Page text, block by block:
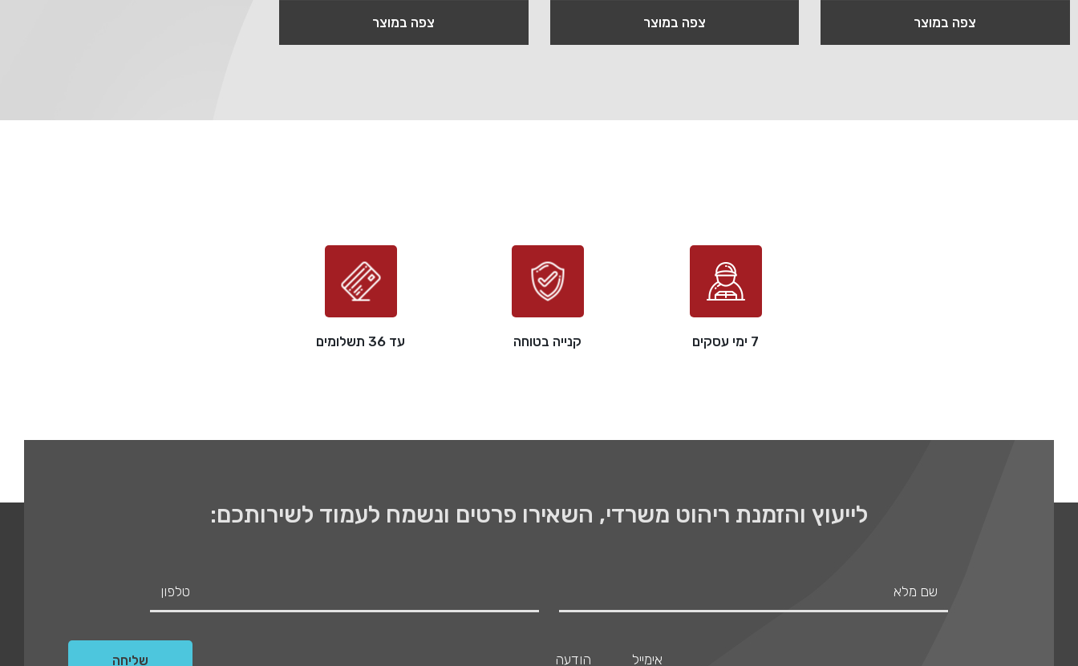
צפה במוצר צפה במוצר צפה במוצר
7 ימי עסקים קנייה בטוחה עד 36 תשלומים
לייעוץ והזמנת ריהוט משרדי, השאירו פרטים ונשמח לעמוד לשירותכם: